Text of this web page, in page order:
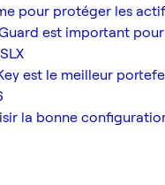
pour protéger les
est important
est le meilleur
la bonne